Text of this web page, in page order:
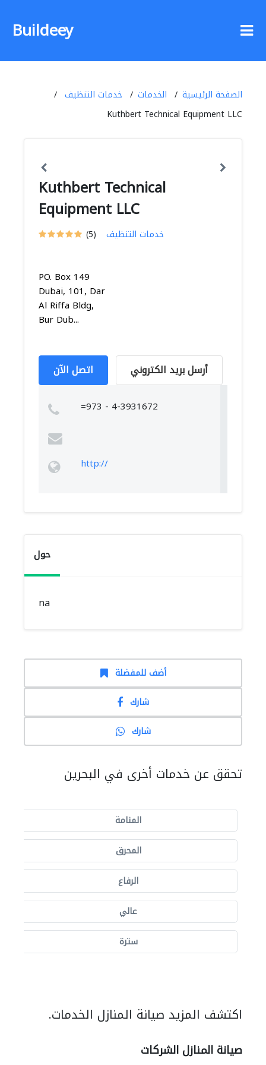
Buildeey
الصفحة الرئيسية الخدمات
خدمات التنظيف
Kuthbert Technical Equipment LLC
Kuthbert Technical
Equipment LLC
(5) خدمات التنظيف
PO. Box 149
Dubai, 101, Dar
Al Riffa Bldg,
Bur Dub...
اتصل الآن أرسل بريد الكتروني
=973 - 4-3931672
http://
حول
na
أضف للمفضلة
شارك
شارك
تحقق عن خدمات أخرى في البحرين
المنامة
المحرق
الرفاع
عالي
سترة
اكتشف المزيد صيانة المنازل الخدمات.
صيانة المنازل الشركات